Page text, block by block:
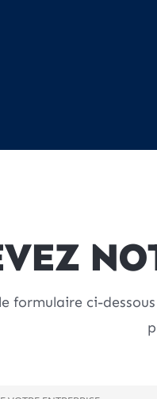
formulaire ci-